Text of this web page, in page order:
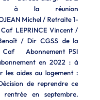
à la réunion
/ Retraite 1-
LEPRINCE Vincent /
/ Dir CGSS de la
Caf Abonnement PSI
en 2022 : à
les aides au logement :
de reprendre ce
en septembre.